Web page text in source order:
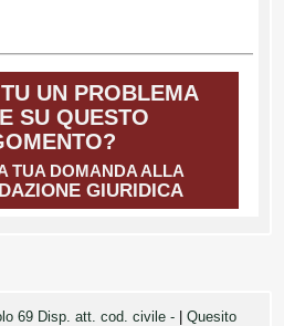
UN PROBLEMA
SU QUESTO
TUA DOMANDA ALLA
GIURIDICA
69 Disp. att. cod. civile -
Quesito